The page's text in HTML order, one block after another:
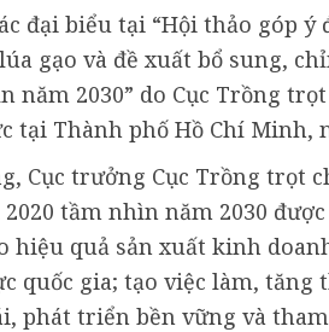
đại biểu tại “Hội thảo góp
gạo và đề xuất bổ sung,
năm 2030” do Cục Trồng
tại Thành phố Hồ Chí Minh,
Cục trưởng Cục Trồng trọt
tầm nhìn năm 2030
hiệu quả sản xuất kinh
quốc gia; tạo việc làm,
phát triển bền vững và